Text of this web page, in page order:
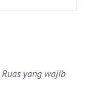
Ruas yang wajib